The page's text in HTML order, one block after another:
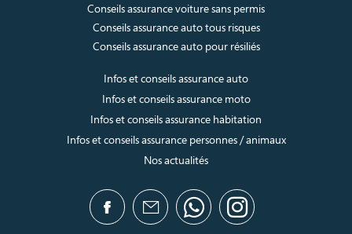
Conseils assurance voiture sans permis
Conseils assurance auto tous risques
Conseils assurance auto pour résiliés
Infos et conseils assurance auto
Infos et conseils assurance moto
Infos et conseils assurance habitation
Infos et conseils assurance personnes / animaux
Nos actualités